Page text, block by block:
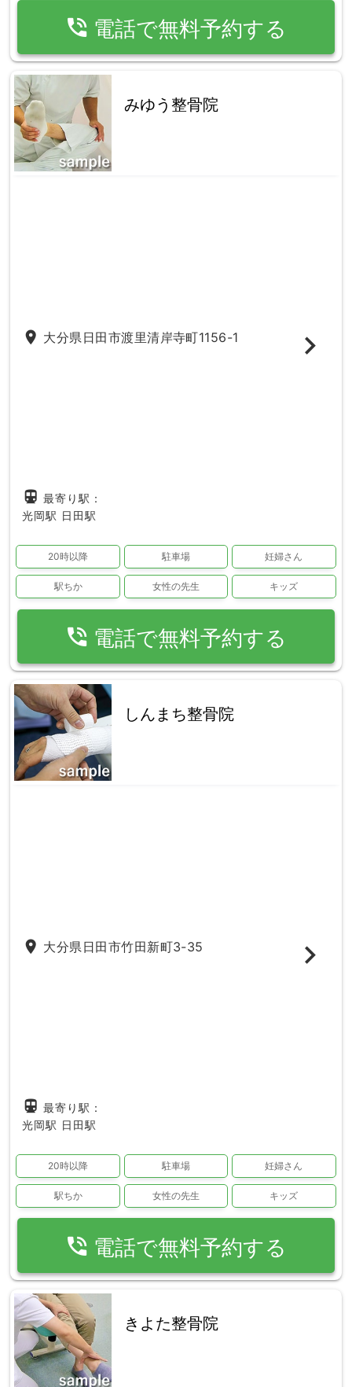
phone_in_talk 電話で無料予約する
みゆう整骨院
place 大分県日田市渡里清岸寺町1156-1
directions_subway 最寄り駅：
光岡駅 日田駅
20時以降 駐車場 妊婦さん
駅ちか 女性の先生 キッズ
phone_in_talk 電話で無料予約する
しんまち整骨院
place 大分県日田市竹田新町3-35
directions_subway 最寄り駅：
光岡駅 日田駅
20時以降 駐車場 妊婦さん
駅ちか 女性の先生 キッズ
phone_in_talk 電話で無料予約する
きよた整骨院